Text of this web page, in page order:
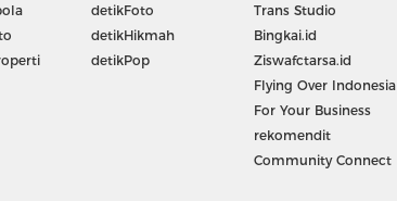
detikFoto
detikHikmah
detikPop
Trans Studio
Bingkai.id
Ziswafctarsa.id
Flying Over Indonesia
For Your Business
rekomendit
Community Connect